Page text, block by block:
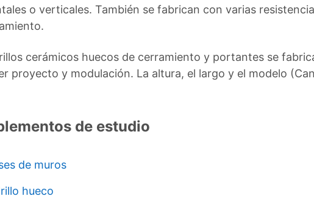
o verticales. También se fabrican con varias
cerámicos huecos de cerramiento y portantes se
proyecto y modulación. La altura, el largo y el modelo
de estudio
de muros
hueco